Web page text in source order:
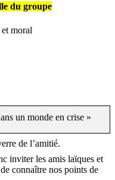
du groupe
moral
un monde en crise »
de l’amitié.
inviter les amis laïques et
connaître nos points de